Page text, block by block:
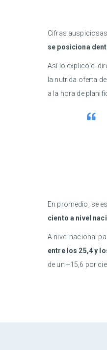
Cifras
se posiciona
Así lo explicó el
la nutrida oferta
a la hora de
En promedio, se
ciento a nivel
A nivel nacional
entre los 25,4 y
de un +15,6 por